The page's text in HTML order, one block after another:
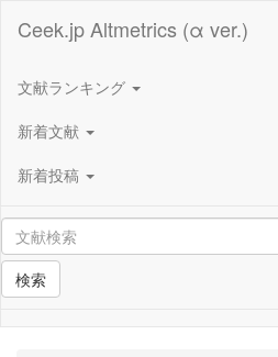
Ceek.jp Altmetrics (α ver.)
文献ランキング
新着文献
新着投稿
検索